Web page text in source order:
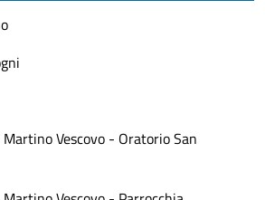
Vescovo - Oratorio San